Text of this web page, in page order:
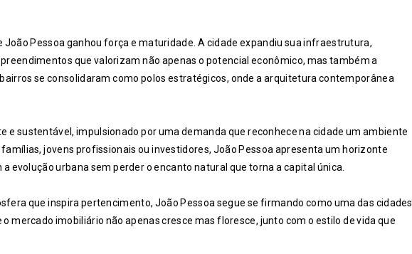
João Pessoa ganhou força e maturidade. A cidade expandiu sua infraestrutura,
que valorizam não apenas o potencial econômico, mas também a
se consolidaram como polos estratégicos, onde a arquitetura contemporânea
e sustentável, impulsionado por uma demanda que reconhece na cidade um ambiente
jovens profissionais ou investidores, João Pessoa apresenta um horizonte
evolução urbana sem perder o encanto natural que torna a capital única.
que inspira pertencimento, João Pessoa segue se firmando como uma das cidades
mercado imobiliário não apenas cresce mas floresce, junto com o estilo de vida que